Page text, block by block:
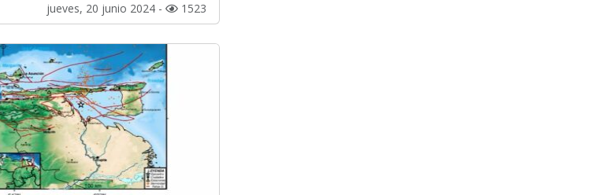
jueves, 20 junio 2024 - 1523